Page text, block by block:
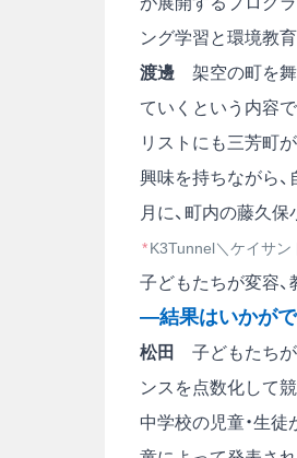
ング学習と環境教
渡邊 架空の町を舞
ていくという内容
リストにも三芳町
興味を持ちながら
月に、町内の藤久
*K3Tunnel＼ケイサン
子どもたちが変容
―結果はいかがで
松田
子どもたちが
ンスを点数化して
中学校の児童・生